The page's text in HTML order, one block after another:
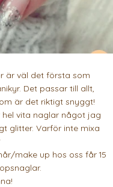
är väl det första som
Det passar till allt,
är det riktigt snyggt!
vita naglar något jag
glitter. Varför inte mixa
make up hos oss får 15